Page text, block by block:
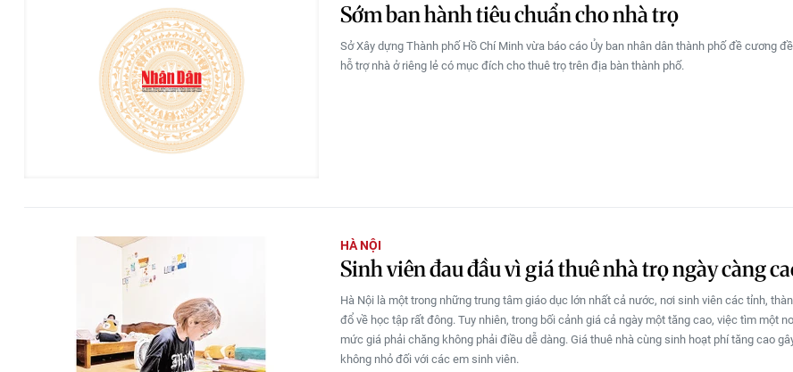
Sớm ban hành tiêu chuẩn cho nhà trọ
Sở Xây dựng Thành phố Hồ Chí Minh vừa báo cáo Ủy ban nhân dân thành phố đề cương
hỗ trợ nhà ở riêng lẻ có mục đích cho thuê trọ trên địa bàn thành phố.
HÀ NỘI
Sinh viên đau đầu vì giá thuê nhà trọ ngày càng
Hà Nội là một trong những trung tâm giáo dục lớn nhất cả nước, nơi sinh viên các tỉnh,
đổ về học tập rất đông. Tuy nhiên, trong bối cảnh giá cả ngày một tăng cao, việc tìm một
mức giá phải chăng không phải điều dễ dàng. Giá thuê nhà cùng sinh hoạt phí tăng cao
không nhỏ đối với các em sinh viên.